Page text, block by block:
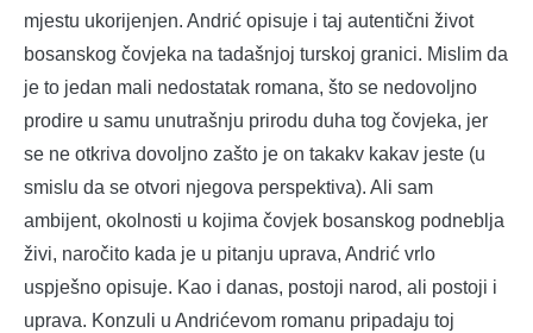
mjestu ukorijenjen. Andrić opisuje i taj autentični život
bosanskog čovjeka na tadašnjoj turskoj granici. Mislim da
je to jedan mali nedostatak romana, što se nedovoljno
prodire u samu unutrašnju prirodu duha tog čovjeka, jer
se ne otkriva dovoljno zašto je on takakv kakav jeste (u
smislu da se otvori njegova perspektiva). Ali sam
ambijent, okolnosti u kojima čovjek bosanskog podneblja
živi, naročito kada je u pitanju uprava, Andrić vrlo
uspješno opisuje. Kao i danas, postoji narod, ali postoji i
uprava. Konzuli u Andrićevom romanu pripadaju toj